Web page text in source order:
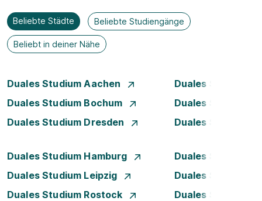
Beliebte Städte Beliebte Studiengänge
Beliebt in deiner Nähe
Duales Studium Aachen
Duales Studium
Duales Studium Bochum
Duales Studium
Duales Studium Dresden
Duales Studium
Duales Studium Hamburg
Duales Studium
Duales Studium Leipzig
Duales Studium
Duales Studium Rostock
Duales Studium